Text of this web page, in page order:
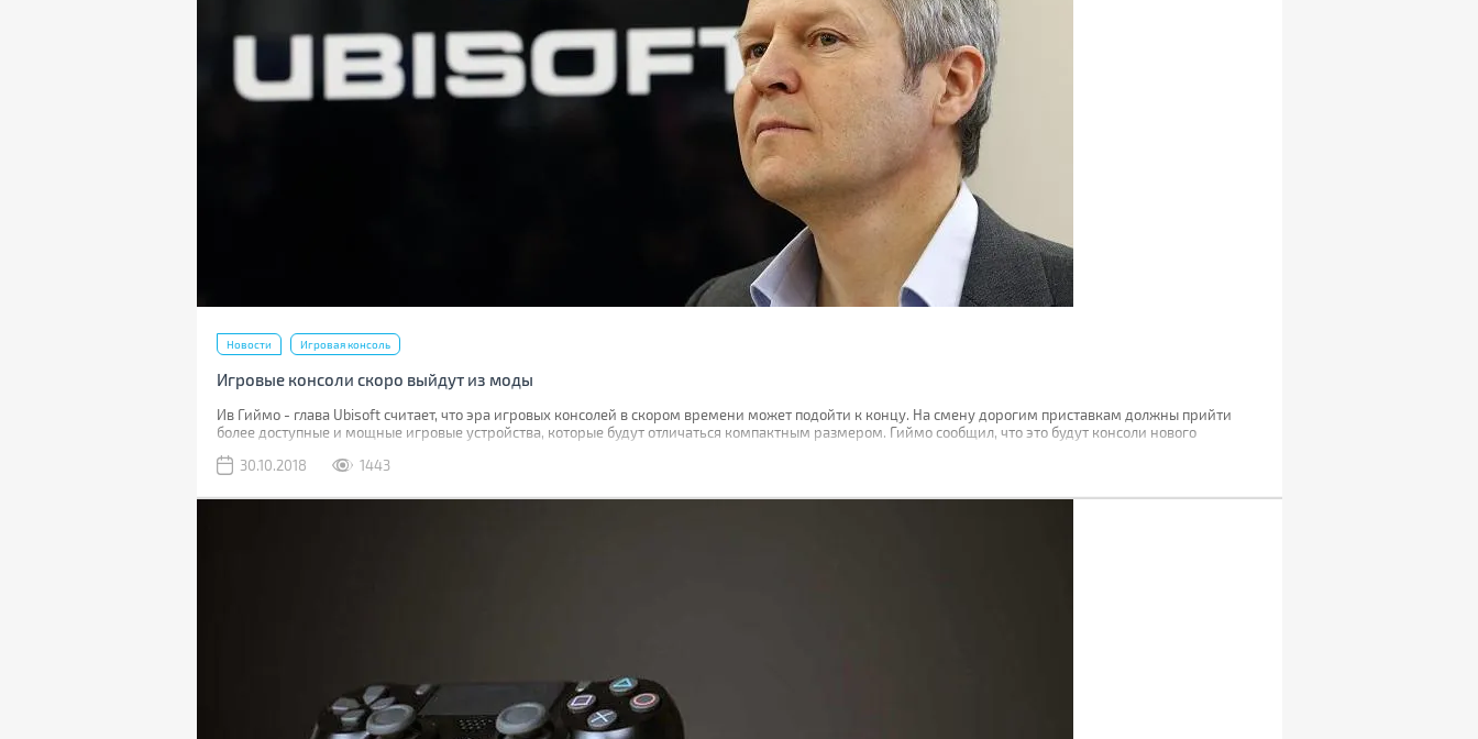
Новости Игровая консоль
Игровые консоли скоро выйдут из моды
Ив Гиймо - глава Ubisoft считает, что эра игровых консолей в скором времени может подойти к концу. На смену дорогим приставкам должны прийти
более доступные и мощные игровые устройства, которые будут отличаться компактным размером. Гиймо сообщил, что это будут консоли нового
устанавливать дома сложные дорогие устройства.
30.10.2018 1443